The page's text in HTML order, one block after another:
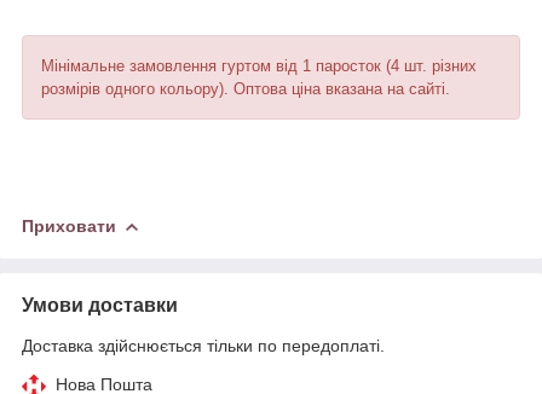
Мінімальне замовлення гуртом від 1 паросток (4 шт. різних
розмірів одного кольору). Оптова ціна вказана на сайті.
Приховати
Умови доставки
Доставка здійснюється тільки по передоплаті.
Нова Пошта